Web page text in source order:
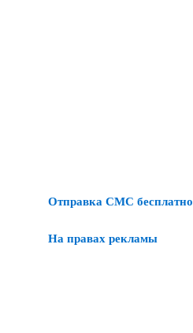
Отправка СМС бесплатно
На правах рекламы